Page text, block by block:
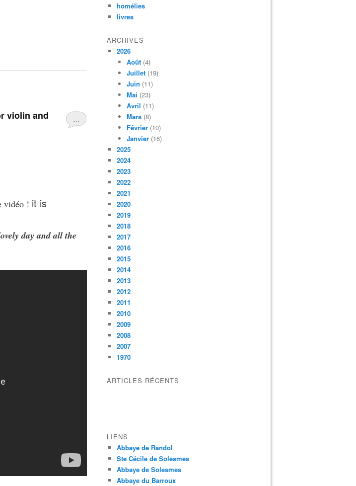
…
violin and
vidéo ! it is
day and all the
homélies
livres
ARCHIVES
2026
Août (4)
Juillet (19)
Juin (11)
Mai (23)
Avril (11)
Mars (8)
Février (10)
Janvier (16)
2025
2024
2023
2022
2021
2020
2019
2018
2017
2016
2015
2014
2013
2012
2011
2010
2009
2008
2007
1970
ARTICLES RÉCENTS
LIENS
Abbaye de Randol
Ste Cécile de Solesmes
Abbaye de Solesmes
Abbaye du Barroux